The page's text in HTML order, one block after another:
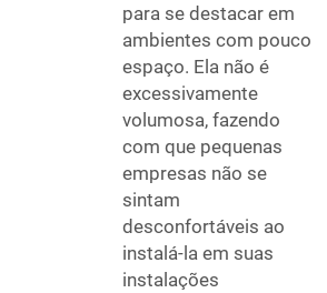
para se destacar em
ambientes com pouco
espaço. Ela não é
excessivamente
volumosa, fazendo
com que pequenas
empresas não se
sintam
desconfortáveis ao
instalá-la em suas
instalações